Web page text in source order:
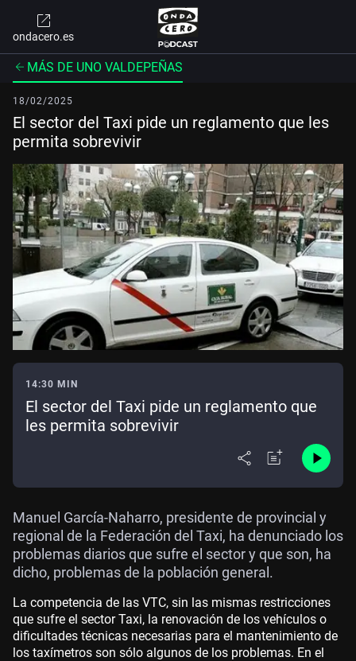
ondacero.es
MÁS DE UNO VALDEPEÑAS
18/02/2025
El sector del Taxi pide un reglamento que les
permita sobrevivir
14:30 MIN
El sector del Taxi pide un reglamento que
les permita sobrevivir
Manuel García-Naharro, presidente de provincial y
regional de la Federación del Taxi, ha denunciado los
problemas diarios que sufre el sector y que son, ha
dicho, problemas de la población general.
La competencia de las VTC, sin las mismas restricciones
que sufre el sector Taxi, la renovación de los vehículos o
dificultades técnicas necesarias para el mantenimiento de
los taxímetros son sólo algunos de los problemas. En el